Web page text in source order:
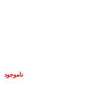
ناموجود